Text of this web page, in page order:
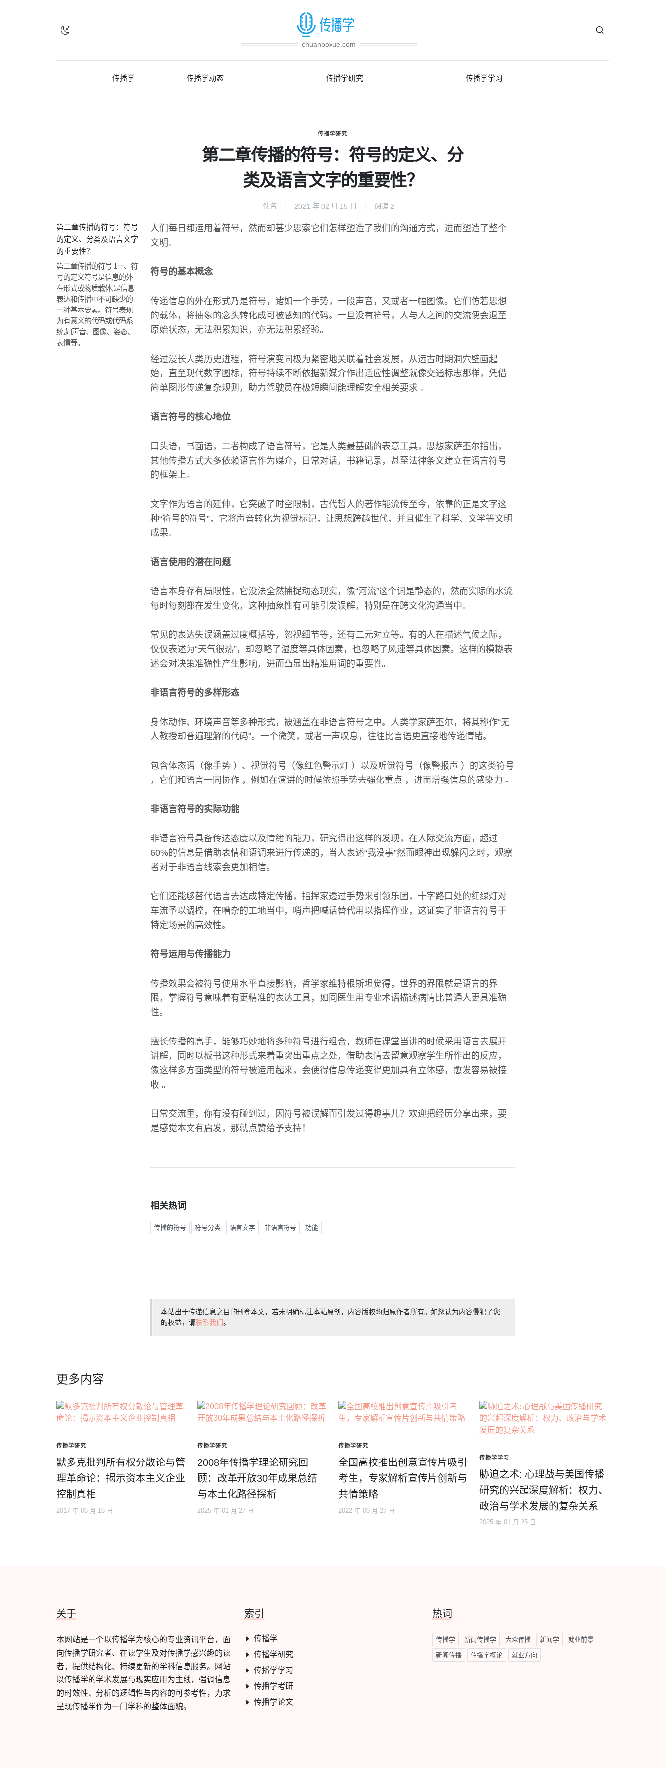
chuanboxue.com
传播学 传播学动态 传播学研究 传播学学习
传播学研究
第二章传播的符号：符号的定义、分
类及语言文字的重要性？
佚名 2021 年 02 月 15 日 阅读 2
第二章传播的符号：符号
的定义、分类及语言文字
的重要性？
第二章传播的符号 1一、符
号的定义符号是信息的外
在形式或物质载体,是信息
表达和传播中不可缺少的
一种基本要素。符号表现
为有意义的代码或代码系
统,如声音、图像、姿态、
表情等。
人们每日都运用着符号，然而却甚少思索它们怎样塑造了我们的沟通方式，进而塑造了整个
文明。
符号的基本概念
传递信息的外在形式乃是符号，诸如一个手势，一段声音，又或者一幅图像。它们仿若思想
的载体，将抽象的念头转化成可被感知的代码。一旦没有符号，人与人之间的交流便会退至
原始状态，无法积累知识，亦无法积累经验。
经过漫长人类历史进程，符号演变同极为紧密地关联着社会发展，从远古时期洞穴壁画起
始，直至现代数字图标，符号持续不断依据新媒介作出适应性调整就像交通标志那样，凭借
简单图形传递复杂规则，助力驾驶员在极短瞬间能理解安全相关要求 。
语言符号的核心地位
口头语，书面语，二者构成了语言符号，它是人类最基础的表意工具，思想家萨丕尔指出，
其他传播方式大多依赖语言作为媒介，日常对话，书籍记录，甚至法律条文建立在语言符号
的框架上。
文字作为语言的延伸，它突破了时空限制，古代哲人的著作能流传至今，依靠的正是文字这
种“符号的符号”，它将声音转化为视觉标记，让思想跨越世代，并且催生了科学、文学等文明
成果。
语言使用的潜在问题
语言本身存有局限性，它没法全然捕捉动态现实，像“河流”这个词是静态的，然而实际的水流
每时每刻都在发生变化，这种抽象性有可能引发误解，特别是在跨文化沟通当中。
常见的表达失误涵盖过度概括等，忽视细节等，还有二元对立等。有的人在描述气候之际，
仅仅表述为“天气很热”，却忽略了湿度等具体因素，也忽略了风速等具体因素。这样的模糊表
述会对决策准确性产生影响，进而凸显出精准用词的重要性。
非语言符号的多样形态
身体动作、环境声音等多种形式，被涵盖在非语言符号之中。人类学家萨丕尔，将其称作“无
人教授却普遍理解的代码”。一个微笑，或者一声叹息，往往比言语更直接地传递情绪。
包含体态语（像手势 ）、视觉符号（像红色警示灯 ）以及听觉符号（像警报声 ）的这类符号
，它们和语言一同协作 ，例如在演讲的时候依照手势去强化重点 ，进而增强信息的感染力 。
非语言符号的实际功能
非语言符号具备传达态度以及情绪的能力，研究得出这样的发现，在人际交流方面，超过
60%的信息是借助表情和语调来进行传递的，当人表述“我没事”然而眼神出现躲闪之时，观察
者对于非语言线索会更加相信。
它们还能够替代语言去达成特定传播，指挥家透过手势来引领乐团，十字路口处的红绿灯对
车流予以调控，在嘈杂的工地当中，哨声把喊话替代用以指挥作业，这证实了非语言符号于
特定场景的高效性。
符号运用与传播能力
传播效果会被符号使用水平直接影响，哲学家维特根斯坦觉得，世界的界限就是语言的界
限，掌握符号意味着有更精准的表达工具，如同医生用专业术语描述病情比普通人更具准确
性。
擅长传播的高手，能够巧妙地将多种符号进行组合，教师在课堂当讲的时候采用语言去展开
讲解，同时以板书这种形式来着重突出重点之处，借助表情去留意观察学生所作出的反应，
像这样多方面类型的符号被运用起来，会使得信息传递变得更加具有立体感，愈发容易被接
收 。
日常交流里，你有没有碰到过，因符号被误解而引发过得趣事儿？欢迎把经历分享出来，要
是感觉本文有启发，那就点赞给予支持！
相关热词
传播的符号 符号分类 语言文字 非语言符号 功能
本站出于传递信息之目的刊登本文，若未明确标注本站原创，内容版权均归原作者所有。如您认为内容侵犯了您
的权益，请联系我们。
更多内容
传播学研究
默多克批判所有权分散论与管
理革命论：揭示资本主义企业
控制真相
2017 年 06 月 16 日
传播学研究
2008年传播学理论研究回
顾：改革开放30年成果总结
与本土化路径探析
2025 年 01 月 27 日
传播学研究
全国高校推出创意宣传片吸引
考生，专家解析宣传片创新与
共情策略
2022 年 06 月 27 日
传播学学习
胁迫之术: 心理战与美国传播
研究的兴起深度解析：权力、
政治与学术发展的复杂关系
2025 年 01 月 25 日
关于
本网站是一个以传播学为核心的专业资讯平台，面
向传播学研究者、在读学生及对传播学感兴趣的读
者，提供结构化、持续更新的学科信息服务。网站
以传播学的学术发展与现实应用为主线，强调信息
的时效性、分析的逻辑性与内容的可参考性，力求
呈现传播学作为一门学科的整体面貌。
索引
传播学
传播学研究
传播学学习
传播学考研
传播学论文
热词
传播学 新闻传播学 大众传播 新闻学 就业前景
新闻传播 传播学概论 就业方向